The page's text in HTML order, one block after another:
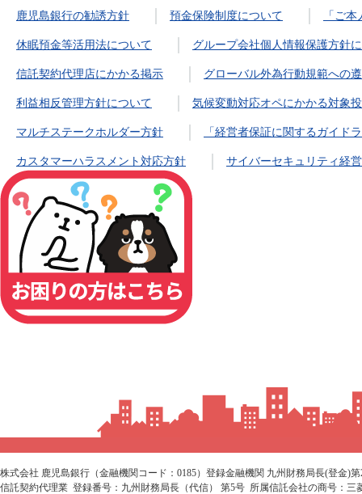
鹿児島銀行の勧誘方針 預金保険制度について 「ご
休眠預金等活用法について グループ会社個人情報保護方針
信託契約代理店にかかる掲示 グローバル外為行動規範への
利益相反管理方針について 気候変動対応オペにかかる対象
マルチステークホルダー方針 「経営者保証に関するガイド
カスタマーハラスメント対応方針 サイバーセキュリティ経
株式会社 鹿児島銀行（金融機関コード：0185）登録金融機関 九州財務局長(登金)
信託契約代理業 登録番号：九州財務局長（代信） 第5号 所属信託会社の商号：三